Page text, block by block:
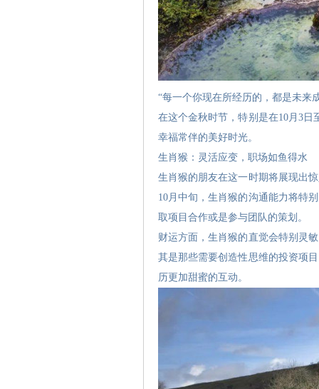
“每一个你现在所经历的，都是未来
在这个金秋时节，特别是在10月3
幸福常伴的美好时光。
生肖猴：灵活应变，职场如鱼得水
生肖猴的朋友在这一时期将展现出
10月中旬，生肖猴的沟通能力将特
取项目合作或是参与团队的策划。
财运方面，生肖猴的直觉会特别灵
其是那些需要创造性思维的投资项
历更加甜蜜的互动。